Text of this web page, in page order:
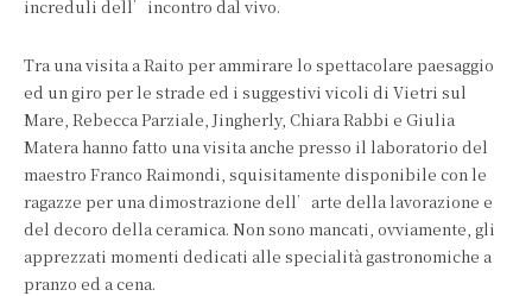
increduli dell’incontro dal vivo.
Tra una visita a Raito per ammirare lo spettacolare paesaggio
ed un giro per le strade ed i suggestivi vicoli di Vietri sul
Mare, Rebecca Parziale, Jingherly, Chiara Rabbi e Giulia
Matera hanno fatto una visita anche presso il laboratorio del
maestro Franco Raimondi, squisitamente disponibile con le
ragazze per una dimostrazione dell’arte della lavorazione e
del decoro della ceramica. Non sono mancati, ovviamente, gli
apprezzati momenti dedicati alle specialità gastronomiche a
pranzo ed a cena.